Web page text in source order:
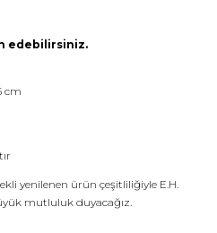
edebilirsiniz.
cm
yenilenen ürün çeşitliliğiyle E.H.
mutluluk duyacağız.